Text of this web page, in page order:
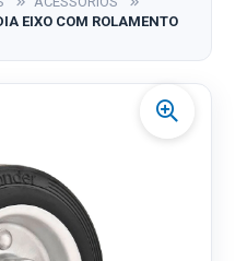
EIXO COM ROLAMENTO